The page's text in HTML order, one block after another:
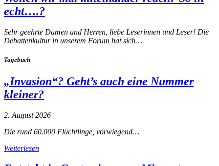
echt….?
Sehr geehrte Damen und Herren, liebe Leserinnen und Leser! Die
Debattenkultur in unserem Forum hat sich…
Tagebuch
„Invasion“? Geht’s auch eine Nummer
kleiner?
2. August 2026
Die rund 60.000 Flüchtlinge, vorwiegend…
Weiterlesen